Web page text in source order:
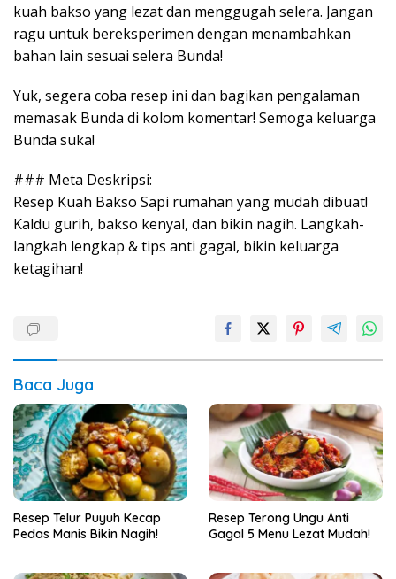
kuah bakso yang lezat dan menggugah selera. Jangan
ragu untuk bereksperimen dengan menambahkan
bahan lain sesuai selera Bunda!
Yuk, segera coba resep ini dan bagikan pengalaman
memasak Bunda di kolom komentar! Semoga keluarga
Bunda suka!
### Meta Deskripsi:
Resep Kuah Bakso Sapi rumahan yang mudah dibuat!
Kaldu gurih, bakso kenyal, dan bikin nagih. Langkah-
langkah lengkap & tips anti gagal, bikin keluarga
ketagihan!
Baca Juga
Resep Telur Puyuh Kecap
Pedas Manis Bikin Nagih!
Resep Terong Ungu Anti
Gagal 5 Menu Lezat Mudah!